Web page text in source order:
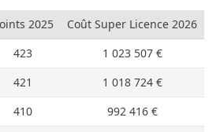
2025
Coût Super Licence 2026
423
1 023 507 €
421
1 018 724 €
410
992 416 €